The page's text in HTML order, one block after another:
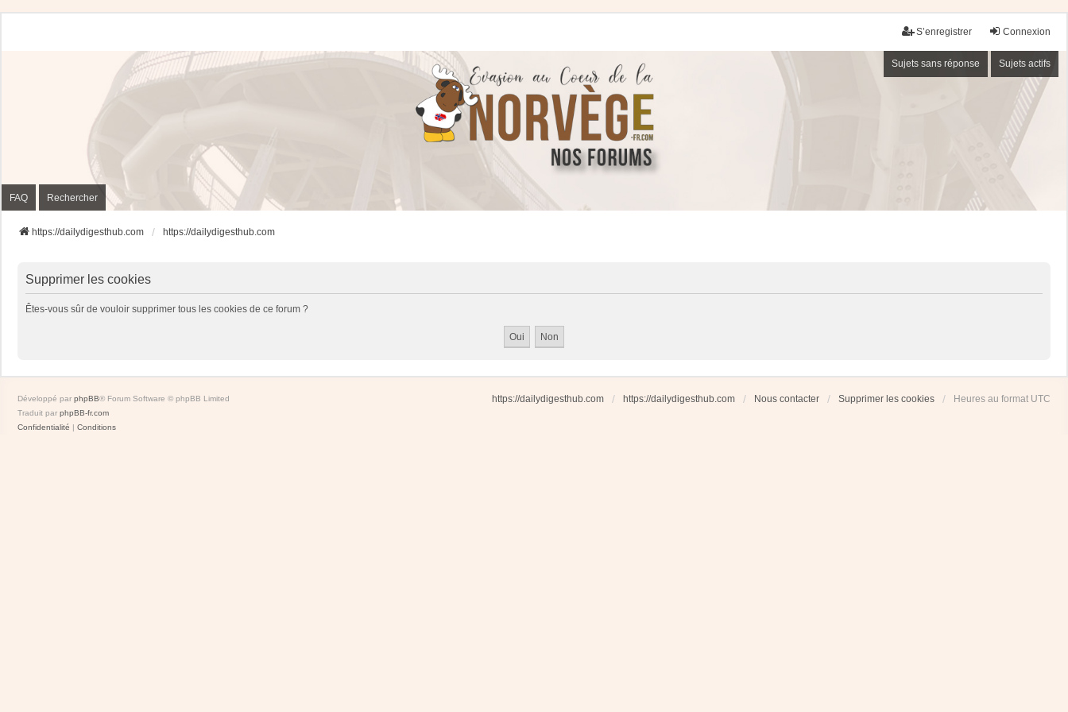
Connexion
S’enregistrer
Sujets sans réponse Sujets actifs
FAQ Rechercher
https://dailydigesthub.com https://dailydigesthub.com
Supprimer les cookies
Êtes-vous sûr de vouloir supprimer tous les cookies de ce forum ?
https://dailydigesthub.com https://dailydigesthub.com Nous contacter Supprimer les cookies Heures au format UTC
Développé par phpBB® Forum Software © phpBB Limited
Traduit par phpBB-fr.com
Confidentialité | Conditions